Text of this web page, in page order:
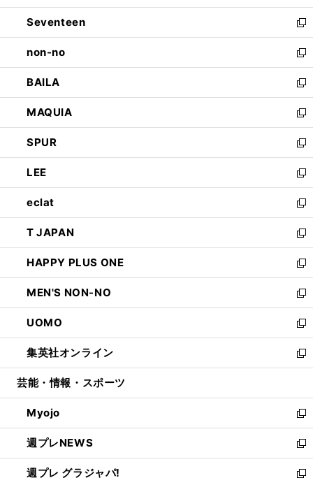
開
く
ウ
で
開
く
ン
ド
ウ
で
開
く
Seventeen
新
し
い
ウ
ィ
ン
ド
ウ
で
開
く
non-no
新
し
い
ウ
ィ
ン
ド
ウ
で
開
く
BAILA
新
し
い
ウ
ィ
ン
ド
ウ
で
開
く
MAQUIA
新
し
い
ウ
ィ
ン
ド
ウ
で
開
く
SPUR
新
し
い
ウ
ィ
ン
ド
ウ
で
開
く
LEE
新
し
い
ウ
ィ
ン
ド
ウ
で
開
く
eclat
新
し
い
ウ
ィ
ン
ド
ウ
で
開
く
T JAPAN
新
し
い
ウ
ィ
ン
ド
ウ
で
開
HAPPY PLUS ONE
新
し
い
ウ
ィ
ン
ド
ウ
開
く
MEN'S NON-NO
新
し
い
ウ
ィ
ン
ウ
で
開
く
UOMO
新
し
い
ウ
ン
ド
ウ
で
開
く
集英社オンライン
新
し
ウ
ィ
ン
ド
ウ
で
芸能・情報・スポーツ
Myojo
新
し
い
ウ
ィ
週プレNEWS
新
し
い
週プレ グラジャパ!